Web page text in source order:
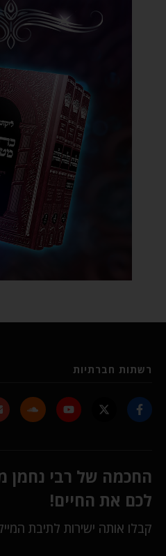
רשתות חברתיות
החכמה של רבי נחמן
לכם את החיים!
קבלו אותה ישירות לתיבת